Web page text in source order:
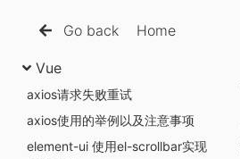
Go back Home
Vue
axios请求失败重试
axios使用的举例以及注意事项
element-ui 使用el-scrollbar实现